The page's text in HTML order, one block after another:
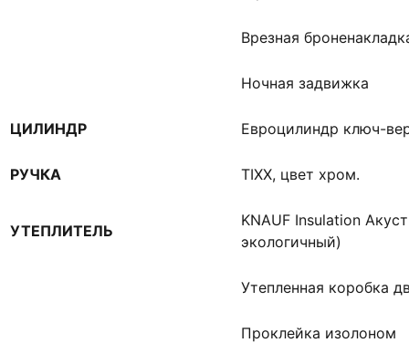
Врезная
Ночная задвижка
ЦИЛИНДР Евроцилиндр ключ-
РУЧКА TIXX, цвет хром.
УТЕПЛИТЕЛЬ
KNAUF Insulation
экологичный)
Утепленная коробка
Проклейка изолоном